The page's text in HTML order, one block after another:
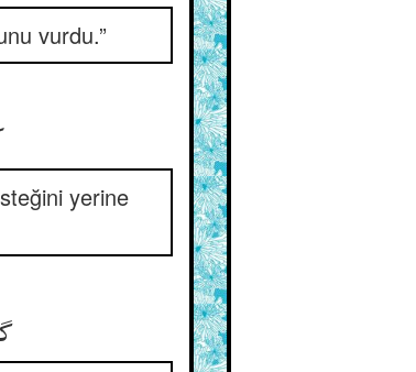
vurdu.”
yerine
گر بجا آید دلش رستید از آن ** ور نه نومیدید و ساعد را گزان‌‌